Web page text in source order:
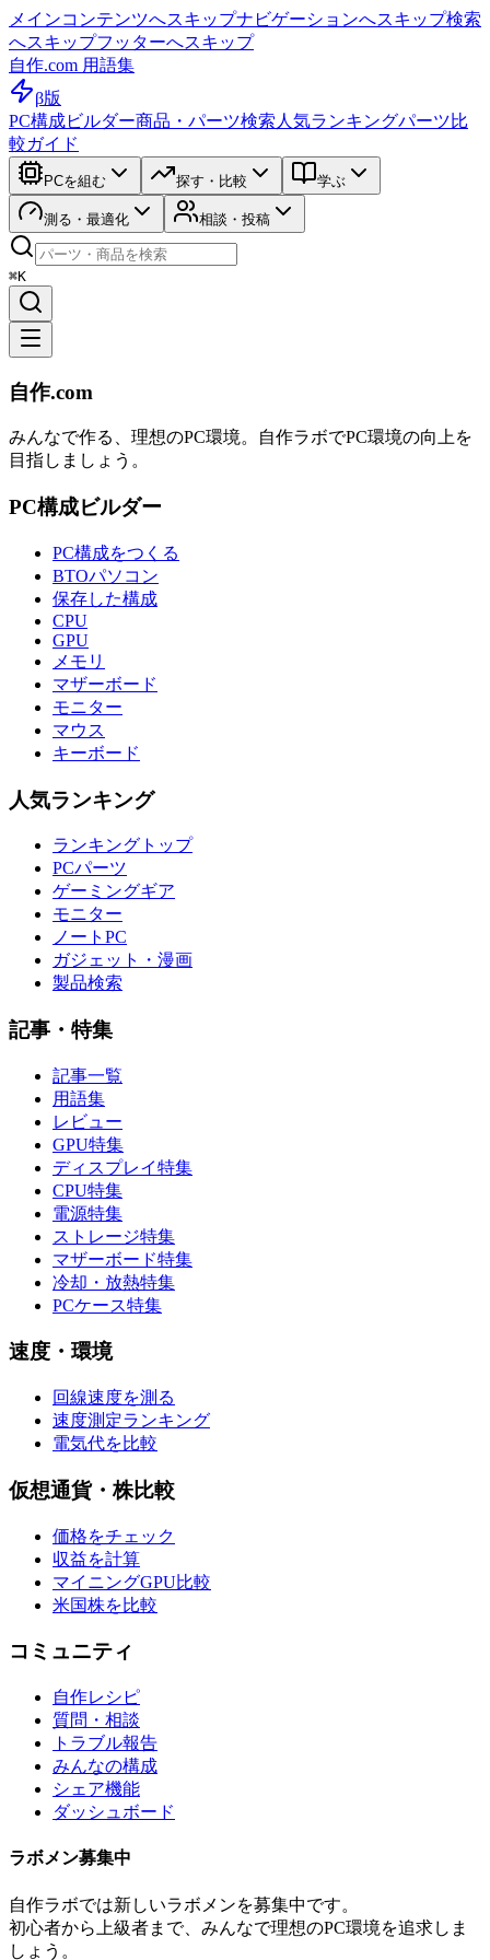
メインコンテンツへスキップナビゲーションへスキップ検索
へスキップフッターへスキップ
自作.com 用語集
β版
PC構成ビルダー商品・パーツ検索 人気ランキングパーツ比
較ガイド
PCを組む 探す・比較 学ぶ
測る・最適化 相談・投稿
⌘K
自作.com
みんなで作る、理想のPC環境。 自作ラボでPC環境の向上を
目指しましょう。
PC構成ビルダー
PC構成をつくる
BTOパソコン
保存した構成
CPU
GPU
メモリ
マザーボード
モニター
マウス
キーボード
人気ランキング
ランキングトップ
PCパーツ
ゲーミングギア
モニター
ノートPC
ガジェット・漫画
製品検索
記事・特集
記事一覧
用語集
レビュー
GPU特集
ディスプレイ特集
CPU特集
電源特集
ストレージ特集
マザーボード特集
冷却・放熱特集
PCケース特集
速度・環境
回線速度を測る
速度測定ランキング
電気代を比較
仮想通貨・株比較
価格をチェック
収益を計算
マイニングGPU比較
米国株を比較
コミュニティ
自作レシピ
質問・相談
トラブル報告
みんなの構成
シェア機能
ダッシュボード
ラボメン募集中
自作ラボでは新しいラボメンを募集中です。
初心者から上級者まで、みんなで理想のPC環境を追求しま
しょう。